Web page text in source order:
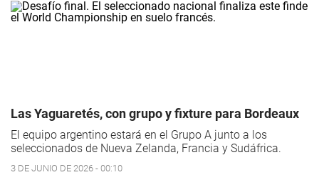
Las Yaguaretés, con grupo y fixture para Bordeaux
El equipo argentino estará en el Grupo A junto a los
seleccionados de Nueva Zelanda, Francia y Sudáfrica.
3 DE JUNIO DE 2026 - 00:10